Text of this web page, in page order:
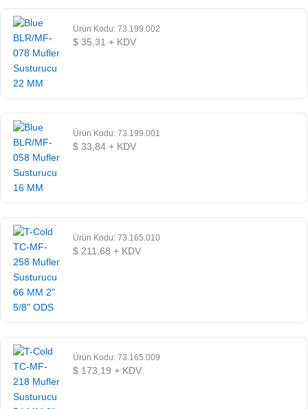
Ürün Kodu: 73.199.002
$ 35,31 + KDV
Ürün Kodu: 73.199.001
$ 33,84 + KDV
Ürün Kodu: 73.165.010
$ 211,68 + KDV
Ürün Kodu: 73.165.009
$ 173,19 + KDV